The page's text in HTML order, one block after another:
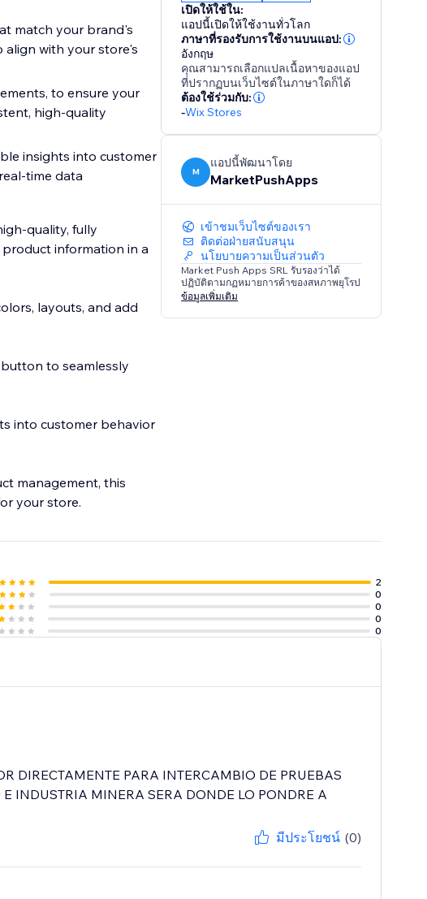
match your brand's
with your store's
to ensure your
high-quality
insights into customer
time data
quality, fully
information in a
layouts, and add
to seamlessly
into customer behavior
management, this
your store.
เปิดให้ใช้ใน:
แอปนี้เปิดให้ใช้งานทั่วโลก
ภาษาที่รองรับการใช้งานบนแอป:
อังกฤษ
คุณสามารถเลือกแปลเนื้อหาของแอป
ที่ปรากฏบนเว็บไซต์ในภาษาใดก็ได้
ต้องใช้ร่วมกับ:
-Wix Stores
M
แอปนี้พัฒนาโดย
MarketPushApps
เข้าชมเว็บไซต์ของเรา
ติดต่อฝ่ายสนับสนุน
นโยบายความเป็นส่วนตัว
Market Push Apps SRL รับรองว่าได้
ปฏิบัติตามกฏหมายการค้าของสหภาพยุโรป
ข้อมูลเพิ่มเติม
2
0
0
0
0
DIRECTAMENTE PARA INTERCAMBIO DE PRUEBAS
INDUSTRIA MINERA SERA DONDE LO PONDRE A
มีประโยชน์ (0)